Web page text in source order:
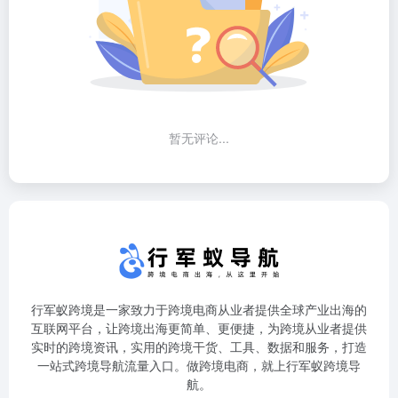
暂无评论...
行军蚁跨境是一家致力于跨境电商从业者提供全球产业出海的
互联网平台，让跨境出海更简单、更便捷，为跨境从业者提供
实时的跨境资讯，实用的跨境干货、工具、数据和服务，打造
一站式跨境导航流量入口。做跨境电商，就上行军蚁跨境导
航。